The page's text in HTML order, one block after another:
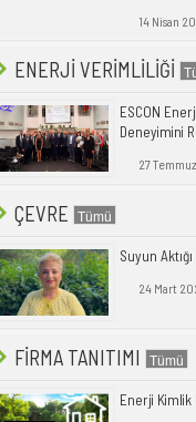
14 Nisan
ENERJİ VERİMLİLİĞİ
ESCON
Deneyimini
27
ÇEVRE
Suyun
24 Mart
FİRMA TANITIMI
Enerji